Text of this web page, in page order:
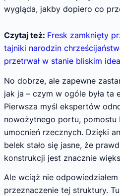
wygląda, jakby dopiero co
Czytaj też: Fresk zamknięty
tajniki narodzin
przetrwał w stanie bliskim
No dobrze, ale zapewne
jak ja – czym w ogóle była ta
Pierwsza myśl ekspertów
nowożytnego portu, pomostu
umocnień rzecznych. Dzięki
belek stało się jasne, że
konstrukcji jest znacznie
Ale wciąż nie
przeznaczenie tej struktury.